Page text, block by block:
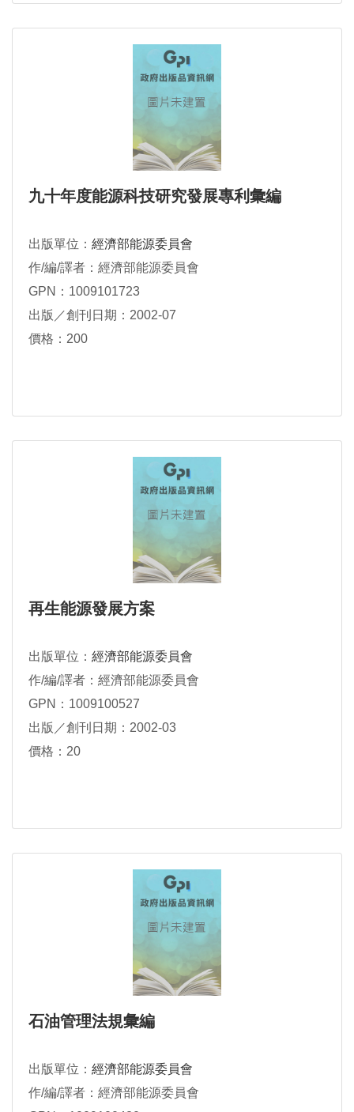
九十年度能源科技研究發展專利彙編
出版單位： 經濟部能源委員會
作/編/譯者：經濟部能源委員會
GPN：1009101723
出版／創刊日期：2002-07
價格：200
再生能源發展方案
出版單位： 經濟部能源委員會
作/編/譯者：經濟部能源委員會
GPN：1009100527
出版／創刊日期：2002-03
價格：20
石油管理法規彙編
出版單位： 經濟部能源委員會
作/編/譯者：經濟部能源委員會